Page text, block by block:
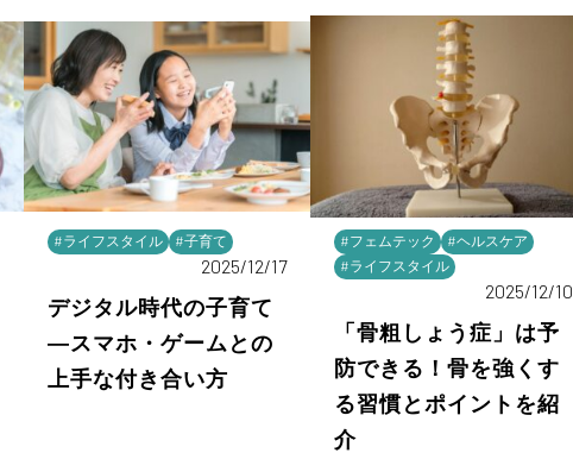
ケア方法
#ライフスタイル #子育て
2025/12/17
デジタル時代の子育て
―スマホ・ゲームとの
上手な付き合い方
#フェムテック
#ヘルスケア
#ライフスタイル
2025/12/10
「骨粗しょう症」は予
防できる！骨を強くす
る習慣とポイントを紹
介